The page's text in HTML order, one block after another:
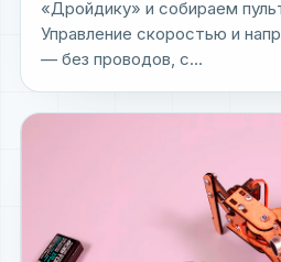
«Дройдику» и собираем
Управление скоростью и
— без проводов, с...